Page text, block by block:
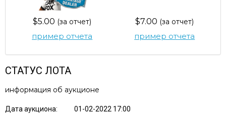
$5.00 (за отчет)
пример отчета
$7.00 (за отчет)
пример отчета
СТАТУС ЛОТА
информация об аукционе
Дата аукциона: 01-02-2022 17:00